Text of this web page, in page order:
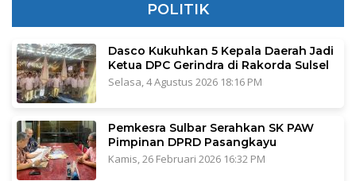
POLITIK
Dasco Kukuhkan 5 Kepala Daerah Jadi
Ketua DPC Gerindra di Rakorda Sulsel
Selasa, 4 Agustus 2026 18:16 PM
Pemkesra Sulbar Serahkan SK PAW
Pimpinan DPRD Pasangkayu
Kamis, 26 Februari 2026 16:32 PM